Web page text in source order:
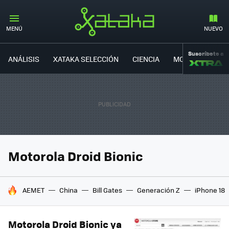
MENÚ NUEVO
ANÁLISIS XATAKA SELECCIÓN CIENCIA MOVILIDAD
Suscríbete a
Motorola Droid Bionic
HOY SE HABLA DE
AEMET China Bill Gates Generación Z iPhone 18
Motorola Droid Bionic ya